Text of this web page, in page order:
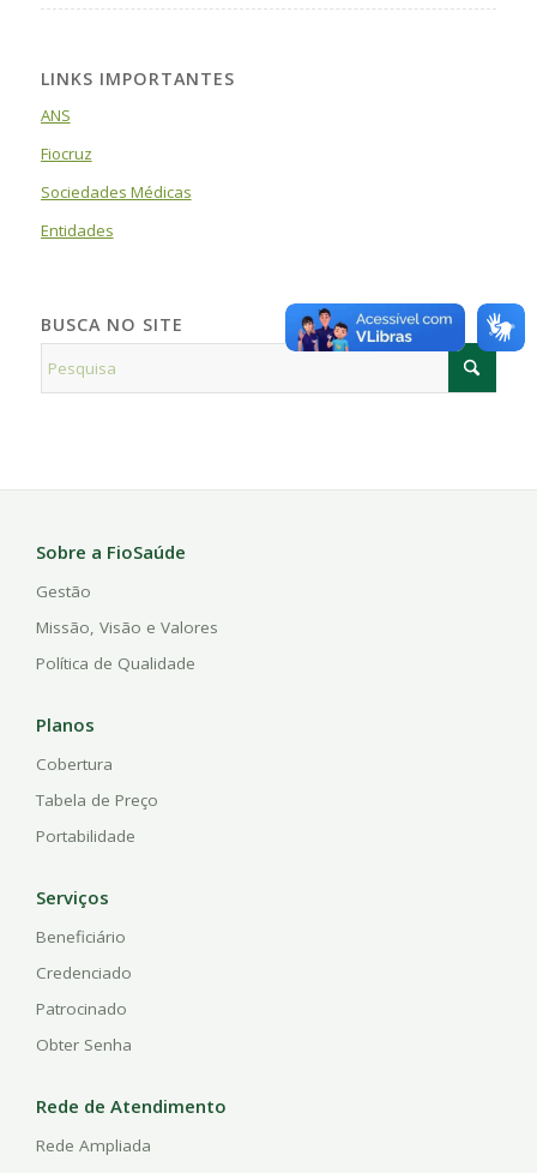
LINKS IMPORTANTES
ANS
Fiocruz
Sociedades Médicas
Entidades
BUSCA NO SITE
Sobre a FioSaúde
Gestão
Missão, Visão e Valores
Política de Qualidade
Planos
Cobertura
Tabela de Preço
Portabilidade
Serviços
Beneficiário
Credenciado
Patrocinado
Obter Senha
Rede de Atendimento
Rede Ampliada